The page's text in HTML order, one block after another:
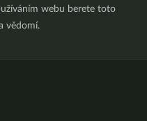
webu berete toto
vědomí.